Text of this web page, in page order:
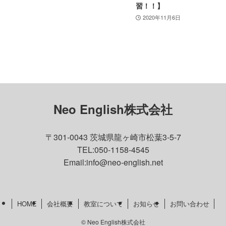
習！！】
2020年11月6日
Neo English株式会社
〒301-0043 茨城県龍ヶ崎市松葉3-5-7
TEL:050-1158-4545
Email:info@neo-english.net
HOME 会社概要 教室について お知らせ お問い合わせ
©Neo English株式会社